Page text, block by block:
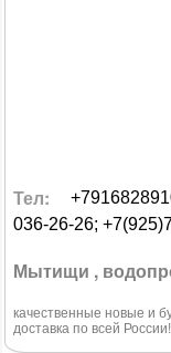
Тел:
036-26-26;
Мытищи ,
качественные новые и
доставка по всей